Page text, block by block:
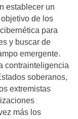
establecer un
de los
para
y buscar de
emergente.
contrainteligencia
soberanos,
extremistas
más los